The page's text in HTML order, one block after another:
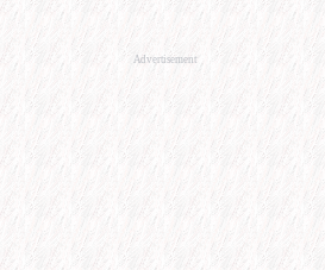
Advertisement